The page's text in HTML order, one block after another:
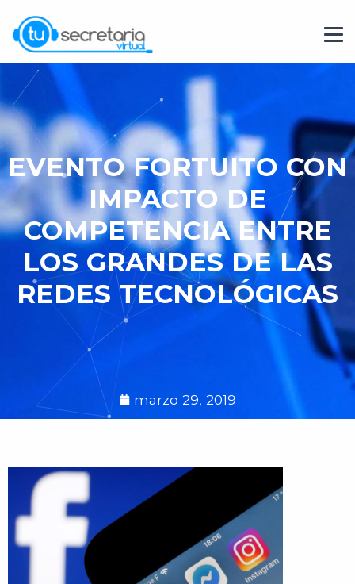
EVENTO FORTUITO CON
IMPACTO DE
COMPETENCIA ENTRE
LOS GRANDES DE LAS
REDES TECNOLÓGICAS
marzo 29, 2019